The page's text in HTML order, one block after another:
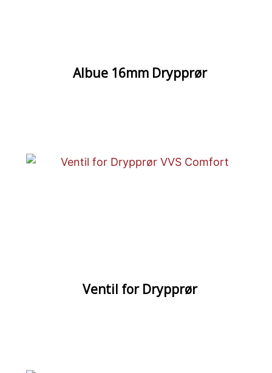
Albue 16mm Drypprør
Ventil for Drypprør